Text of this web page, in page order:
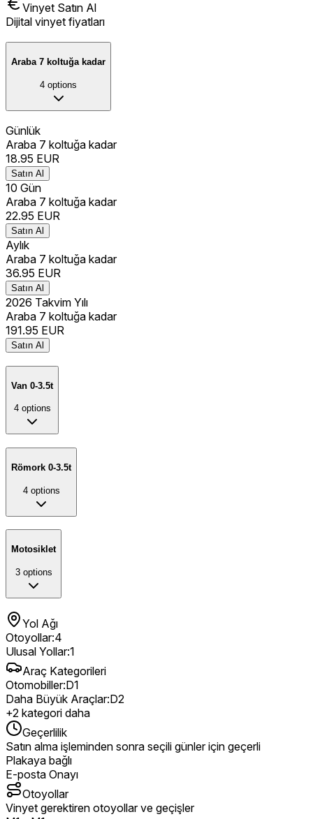
Vinyet Satın Al
Dijital vinyet fiyatları
Araba 7 koltuğa kadar
4 options
Günlük
Araba 7 koltuğa kadar
18.95 EUR
Satın Al
10 Gün
Araba 7 koltuğa kadar
22.95 EUR
Satın Al
Aylık
Araba 7 koltuğa kadar
36.95 EUR
Satın Al
2026 Takvim Yılı
Araba 7 koltuğa kadar
191.95 EUR
Satın Al
Van 0-3.5t
4 options
Römork 0-3.5t
4 options
Motosiklet
3 options
Yol Ağı
Otoyollar:4
Ulusal Yollar:1
Araç Kategorileri
Otomobiller:D1
Daha Büyük Araçlar:D2
+2 kategori daha
Geçerlilik
Satın alma işleminden sonra seçili günler için geçerli
Plakaya bağlı
E-posta Onayı
Otoyollar
Vinyet gerektiren otoyollar ve geçişler